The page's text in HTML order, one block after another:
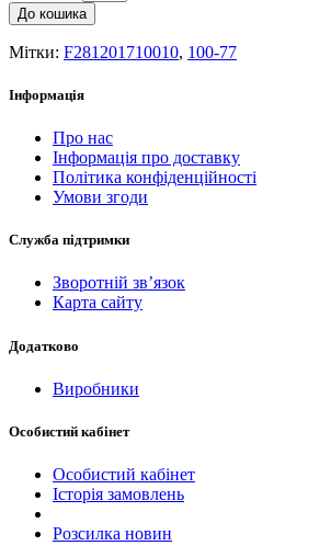
До кошика
Мітки: F281201710010, 100-77
Інформація
Про нас
Інформація про доставку
Політика конфіденційності
Умови згоди
Служба підтримки
Зворотній зв’язок
Карта сайту
Додатково
Виробники
Особистий кабінет
Особистий кабінет
Історія замовлень
Розсилка новин